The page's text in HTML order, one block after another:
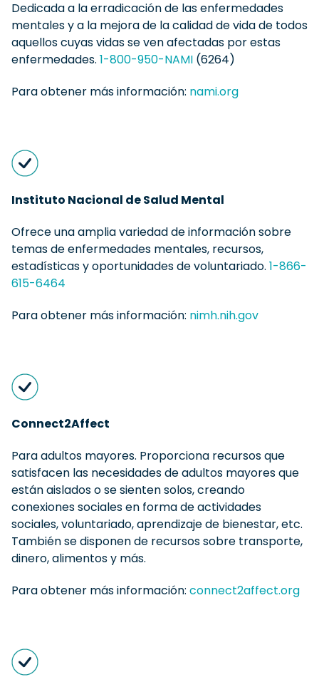
Dedicada a la erradicación de las enfermedades
mentales y a la mejora de la calidad de vida de todos
aquellos cuyas vidas se ven afectadas por estas
enfermedades. 1-800-950-NAMI (6264)
Para obtener más información: nami.org
Instituto Nacional de Salud Mental
Ofrece una amplia variedad de información sobre
temas de enfermedades mentales, recursos,
estadísticas y oportunidades de voluntariado. 1-866-
615-6464
Para obtener más información: nimh.nih.gov
Connect2Affect
Para adultos mayores. Proporciona recursos que
satisfacen las necesidades de adultos mayores que
están aislados o se sienten solos, creando
conexiones sociales en forma de actividades
sociales, voluntariado, aprendizaje de bienestar, etc.
También se disponen de recursos sobre transporte,
dinero, alimentos y más.
Para obtener más información: connect2affect.org